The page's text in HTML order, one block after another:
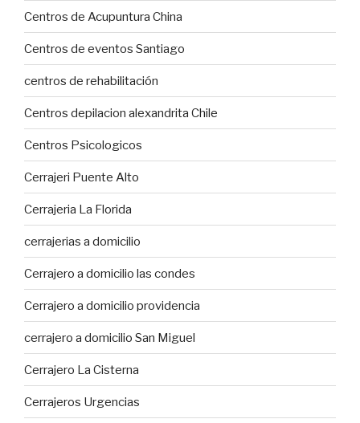
Centros de Acupuntura China
Centros de eventos Santiago
centros de rehabilitación
Centros depilacion alexandrita Chile
Centros Psicologicos
Cerrajeri Puente Alto
Cerrajeria La Florida
cerrajerias a domicilio
Cerrajero a domicilio las condes
Cerrajero a domicilio providencia
cerrajero a domicilio San Miguel
Cerrajero La Cisterna
Cerrajeros Urgencias